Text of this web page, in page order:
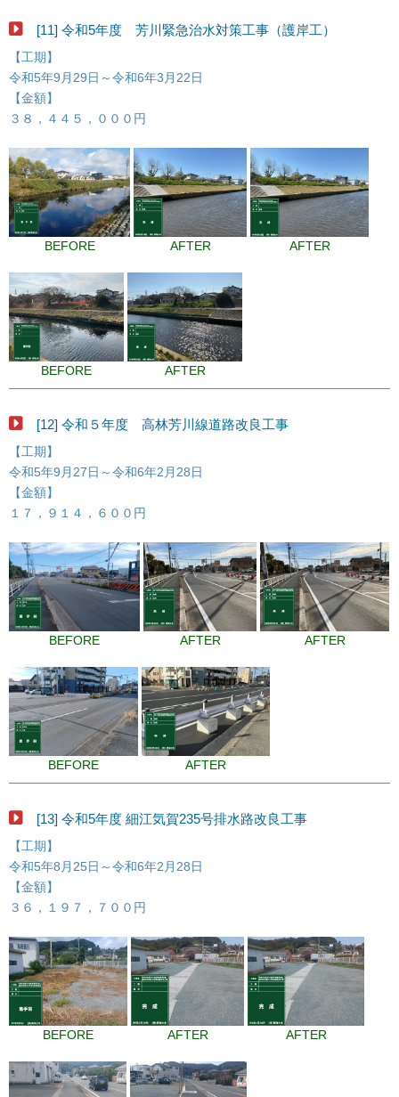
[11] 令和5年度 芳川緊急治水対策工事（護岸工）
【工期】
令和5年9月29日～令和6年3月22日
【金額】
３８，４４５，０００円
BEFORE AFTER AFTER
BEFORE AFTER
[12] 令和５年度 高林芳川線道路改良工事
【工期】
令和5年9月27日～令和6年2月28日
【金額】
１７，９１４，６００円
BEFORE AFTER AFTER
BEFORE AFTER
[13] 令和5年度 細江気賀235号排水路改良工事
【工期】
令和5年8月25日～令和6年2月28日
【金額】
３６，１９７，７００円
BEFORE AFTER AFTER